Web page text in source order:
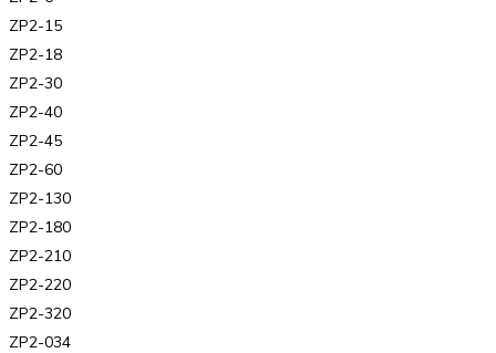
ZP2-15
ZP2-18
ZP2-30
ZP2-40
ZP2-45
ZP2-60
ZP2-130
ZP2-180
ZP2-210
ZP2-220
ZP2-320
ZP2-034